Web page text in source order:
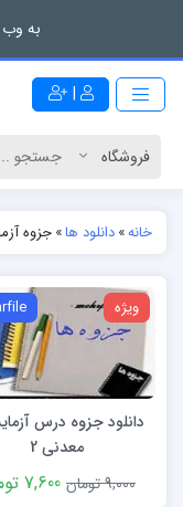
به
|
خانه»دانلود ها»جزوه
ویژه
دانلود جزوه درس
معدنی 2
9,000 تومان
7,600 تومان